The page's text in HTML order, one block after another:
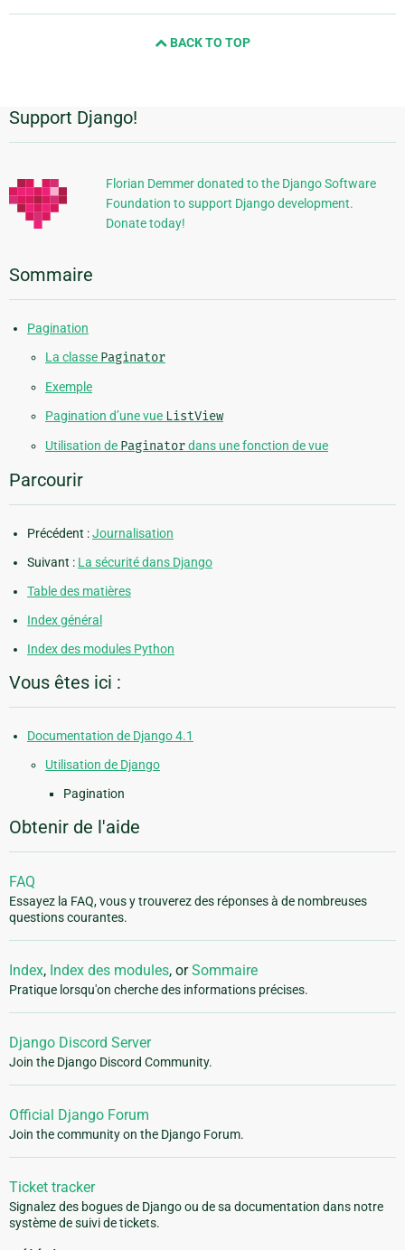
BACK TO TOP
Informations
supplémentaires
Support Django!
Florian Demmer donated to the Django Software
Foundation to support Django development.
Donate today!
Sommaire
Pagination
La classe Paginator
Exemple
Pagination d’une vue ListView
Utilisation de Paginatordans une fonction de vue
Parcourir
Précédent :Journalisation
Suivant : La sécurité dans Django
Table des matières
Index général
Index des modules Python
Vous êtes ici :
Documentation de Django 4.1
Utilisation de Django
Pagination
Obtenir de l'aide
FAQ
Essayez la FAQ, vous y trouverez des réponses à de nombreuses
questions courantes.
Index, Index des modules, orSommaire
Pratique lorsqu'on cherche des informations précises.
Django Discord Server
Join the Django Discord Community.
Official Django Forum
Join the community on the Django Forum.
Ticket tracker
Signalez des bogues de Django ou de sa documentation dans notre
système de suivi de tickets.